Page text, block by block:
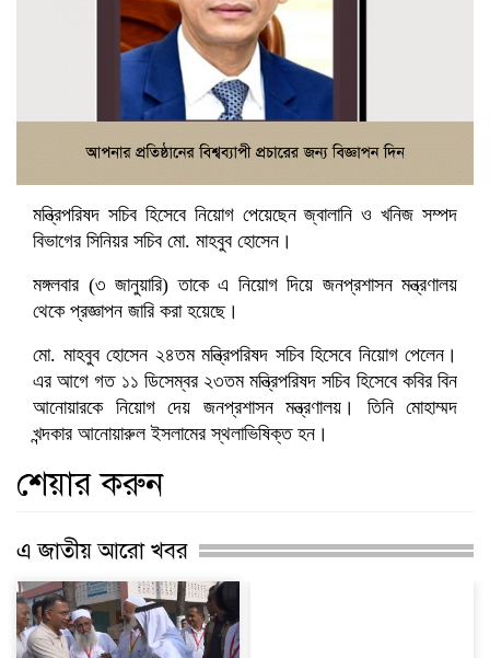
মন্ত্রিপরিষদ সচিব হিসেবে নিয়োগ পেয়েছেন জ্বালানি ও খনিজ সম্পদ
বিভাগের সিনিয়র সচিব মো. মাহবুব হোসেন।
মঙ্গলবার (৩ জানুয়ারি) তাকে এ নিয়োগ দিয়ে জনপ্রশাসন মন্ত্রণালয়
থেকে প্রজ্ঞাপন জারি করা হয়েছে।
মো. মাহবুব হোসেন ২৪তম মন্ত্রিপরিষদ সচিব হিসেবে নিয়োগ পেলেন।
এর আগে গত ১১ ডিসেম্বর ২৩তম মন্ত্রিপরিষদ সচিব হিসেবে কবির বিন
আনোয়ারকে নিয়োগ দেয় জনপ্রশাসন মন্ত্রণালয়। তিনি মোহাম্মদ
খন্দকার আনোয়ারুল ইসলামের স্থলাভিষিক্ত হন।
শেয়ার করুন
এ জাতীয় আরো খবর